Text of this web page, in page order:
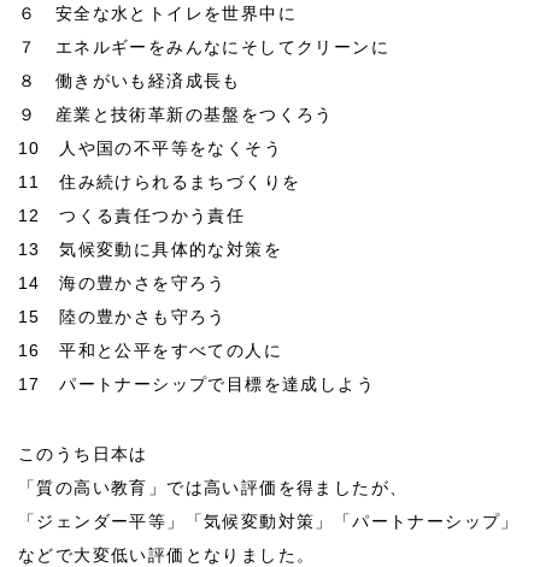
６ 安全な水とトイレを世界中に
７ エネルギーをみんなにそしてクリーンに
８ 働きがいも経済成長も
９ 産業と技術革新の基盤をつくろう
10 人や国の不平等をなくそう
11 住み続けられるまちづくりを
12 つくる責任つかう責任
13 気候変動に具体的な対策を
14 海の豊かさを守ろう
15 陸の豊かさも守ろう
16 平和と公平をすべての人に
17 パートナーシップで目標を達成しよう
このうち日本は
「質の高い教育」では高い評価を得ましたが、
「ジェンダー平等」「気候変動対策」「パートナーシップ」
などで大変低い評価となりました。